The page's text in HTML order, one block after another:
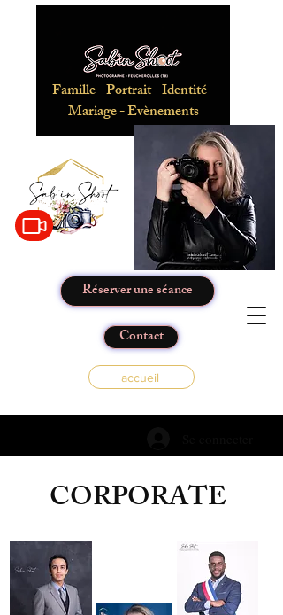
Famille - Portrait - Identité -
Mariage - Evènements
Réserver une séance
Contact
accueil
CORPORATE